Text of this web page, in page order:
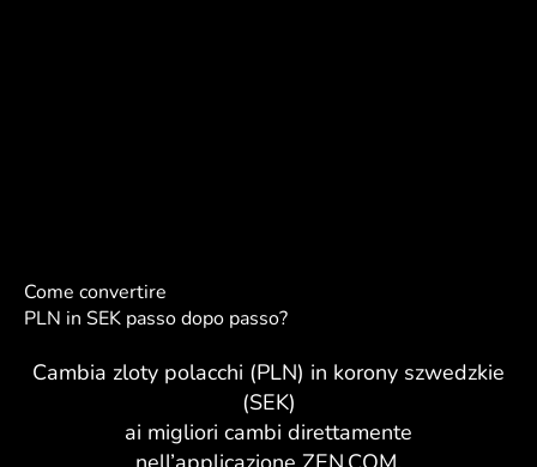
Come convertire
PLN in SEK passo dopo passo?
Cambia zloty polacchi (PLN) in korony szwedzkie
(SEK)
ai migliori cambi direttamente